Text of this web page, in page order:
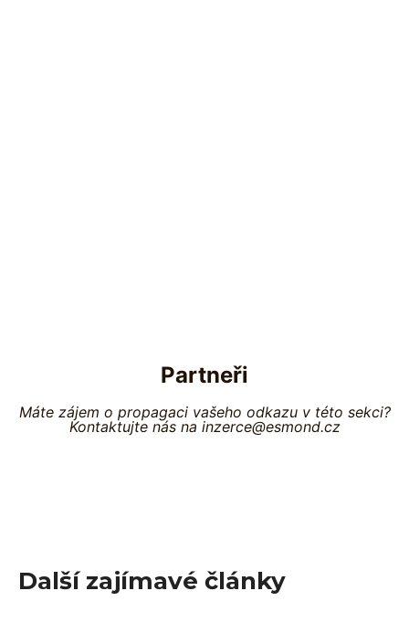
Partneři
Máte zájem o propagaci vašeho odkazu v této sekci?
Kontaktujte nás na inzerce@esmond.cz
Další zajímavé články